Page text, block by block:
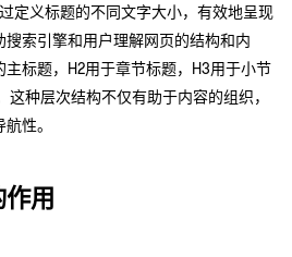
定义标题的不同文字大小，有效地呈现
索引擎和用户理解网页的结构和内
标题，H2用于章节标题，H3用于小节
种层次结构不仅有助于内容的组织，
性。
用